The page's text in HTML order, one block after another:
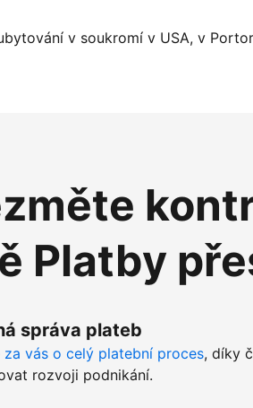
v soukromí v USA, v
Platby
správa plateb
za vás o celý platební proces, díky
rozvoji podnikání.